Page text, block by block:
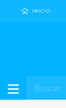
INICIO